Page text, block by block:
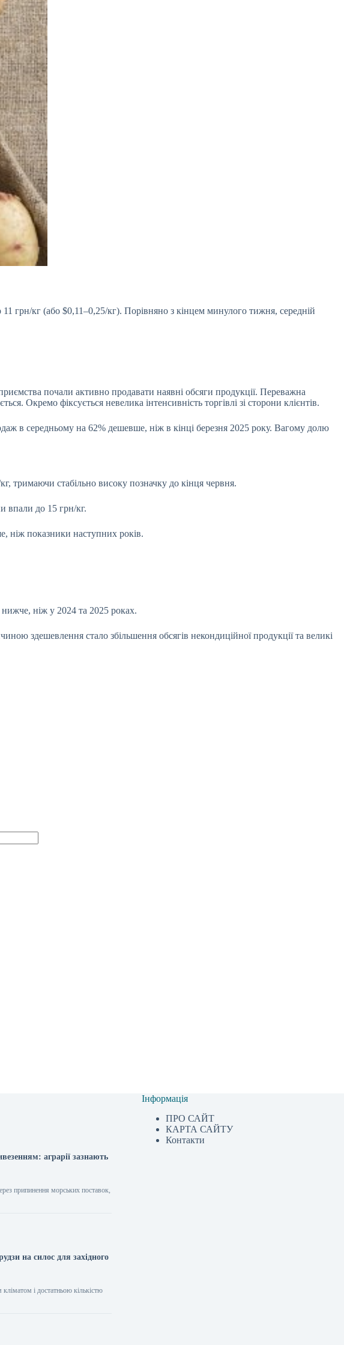
11 грн/кг (або $0,11–0,25/кг). Порівняно з кінцем минулого тижня, середній
почали активно продавати наявні обсяги продукції. Переважна
Окремо фіксується невелика інтенсивність торгівлі зі сторони клієнтів.
в середньому на 62% дешевше, ніж в кінці березня 2025 року. Вагому долю
тримаючи стабільно високу позначку до кінця червня.
впали до 15 грн/кг.
ніж показники наступних років.
ніж у 2024 та 2025 роках.
здешевлення стало збільшення обсягів некондиційної продукції та великі
аграрії зазнають
припинення морських поставок,
на силос для західного
і достатньою кількістю
Інформація
ПРО САЙТ
КАРТА САЙТУ
Контакти